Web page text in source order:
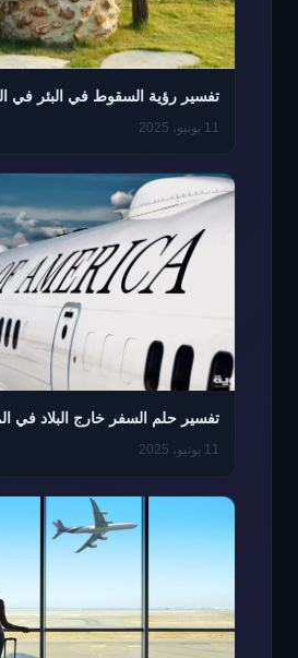
تفسير رؤية السقوط في البئر في
11 يونيو، 2025
تفسير حلم السفر خارج البلاد في
11 يونيو، 2025